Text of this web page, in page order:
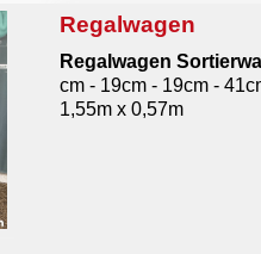
Regalwagen
Regalwagen
cm - 19cm - 19cm -
1,55m x 0,57m